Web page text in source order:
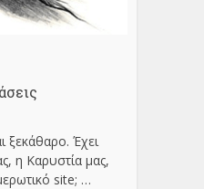
ξεκάθαρο. Έχει
η Καρυστία μας,
site; …